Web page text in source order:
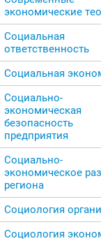
экономические
Социальная
ответственность
Социальная
Социально-
экономическая
безопасность
предприятия
Социально-
экономическое
региона
Социология
Социология